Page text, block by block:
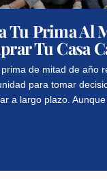
Tu Prima Al
Tu Casa
de mitad de año
para tomar
a largo plazo.